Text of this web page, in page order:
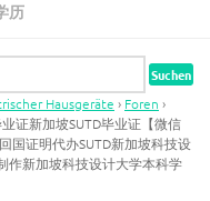
历
Hausgeräte › Foren ›
证新加坡SUTD毕业证【微信
国证明代办SUTD新加坡科技设
作新加坡科技设计大学本科学